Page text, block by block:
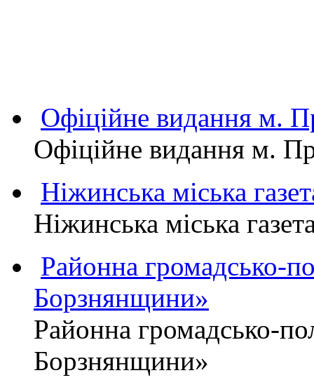
Офіційне видання
Офіційне видання м.
Ніжинська міська
Ніжинська міська
Районна громадсько-
Борзнянщини»
Районна громадсько-
Борзнянщини»